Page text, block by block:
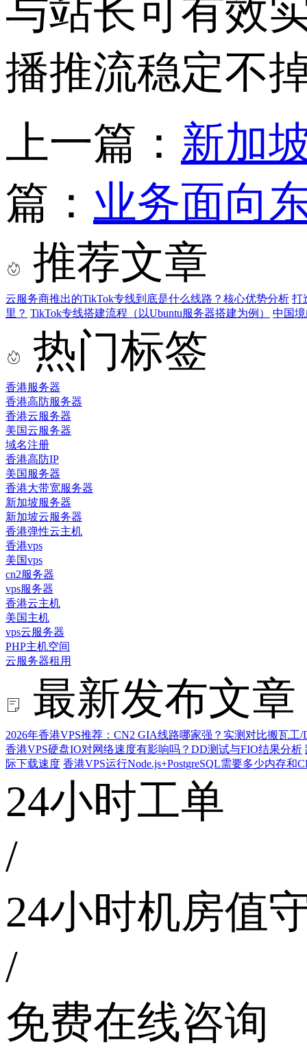
与站长可有效
播推流稳定不
上一篇： 新加
篇： 业务面向
推荐文章
云服务商推出的TikTok专线到底是什么线路？核心优势分析 打
里？ TikTok专线搭建流程（以Ubuntu服务器搭建为例） 中国
热门标签
香港服务器
香港高防服务器
香港云服务器
美国云服务器
域名注册
香港高防IP
美国服务器
香港大带宽服务器
新加坡服务器
新加坡云服务器
香港弹性云主机
香港vps
美国vps
cn2服务器
vps服务器
香港云主机
美国主机
vps云服务器
PHP主机空间
云服务器租用
最新发布文章
2026年香港VPS推荐：CN2 GIA线路哪家强？实测对比搬瓦工
香港VPS硬盘IO对网络速度有影响吗？DD测试与FIO结果分析
际下载速度 香港VPS运行Node.js+PostgreSQL需要多少内存和
24小时工单
/
24小时机房值
/
免费在线咨询